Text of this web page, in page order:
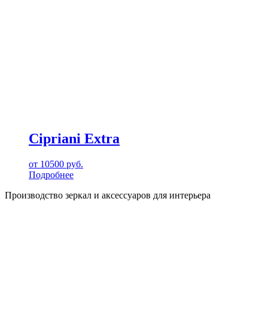
Cipriani Extra
от 10500 руб.
Подробнее
Производство зеркал и аксессуаров для интерьера